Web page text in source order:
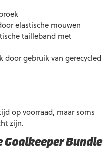
elastische mouwen
tailleband met
door gebruik van gerecycled
op voorraad, maar soms
zijn.
Goalkeeper Bundle